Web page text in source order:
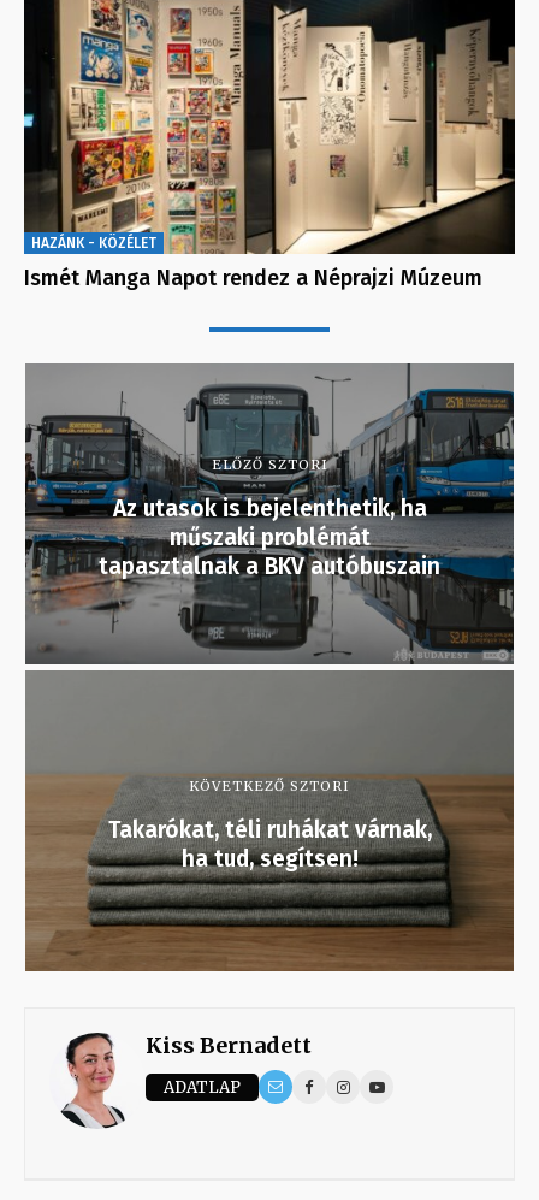
HAZÁNK - KÖZÉLET
Ismét Manga Napot rendez a Néprajzi Múzeum
ELŐZŐ SZTORI
Az utasok is bejelenthetik, ha
műszaki problémát
tapasztalnak a BKV autóbuszain
KÖVETKEZŐ SZTORI
Takarókat, téli ruhákat várnak,
ha tud, segítsen!
Kiss Bernadett
ADATLAP